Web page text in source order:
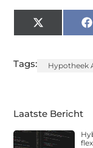
X
(Twitter)
Tags: Hypotheek
Laatste Bericht